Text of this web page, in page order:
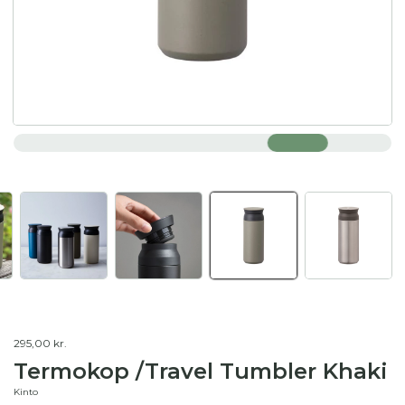
295,00 kr.
Termokop /Travel Tumbler Khaki
Kinto